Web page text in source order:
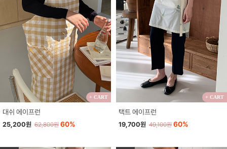
+ CART
대쉬 에이프런
25,200원 62,800원 60%
+ CART
택트 에이프런
19,700원 49,100원 60%